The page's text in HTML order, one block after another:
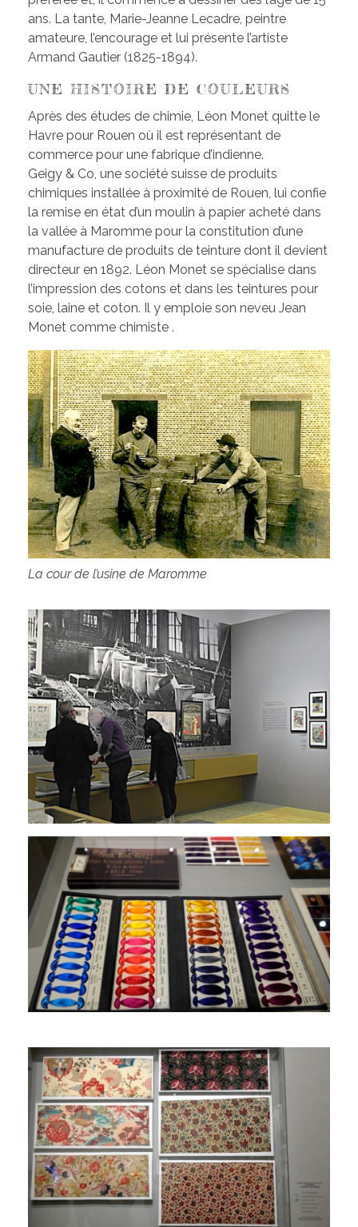
ans. La tante, Marie-Jeanne Lecadre, peintre
amateure, l’encourage et lui présente l’artiste
Armand Gautier (1825-1894).
UNE HISTOIRE DE COULEURS
Après des études de chimie, Léon Monet quitte le
Havre pour Rouen où il est représentant de
commerce pour une fabrique d’indienne.
Geigy & Co, une société suisse de produits
chimiques installée à proximité de Rouen, lui confie
la remise en état d’un moulin à papier acheté dans
la vallée à Maromme pour la constitution d’une
manufacture de produits de teinture dont il devient
directeur en 1892. Léon Monet se spécialise dans
l’impression des cotons et dans les teintures pour
soie, laine et coton. Il y emploie son neveu Jean
Monet comme chimiste .
La cour de l’usine de Maromme